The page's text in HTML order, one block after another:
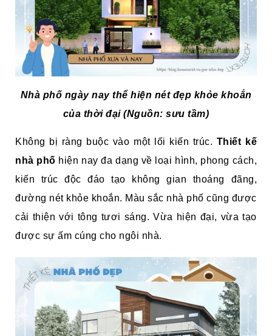
Nhà phố ngày nay thể hiện nét đẹp khỏe khoắn
của thời đại (Nguồn: sưu tầm)
Không bị ràng buộc vào một lối kiến trúc. Thiết kế
nhà phố hiện nay đa dạng về loại hình, phong cách,
kiến trúc độc đáo tạo không gian thoáng đãng,
đường nét khỏe khoắn. Màu sắc nhà phố cũng được
cải thiện với tông tươi sáng. Vừa hiện đại, vừa tạo
được sự ấm cúng cho ngôi nhà.